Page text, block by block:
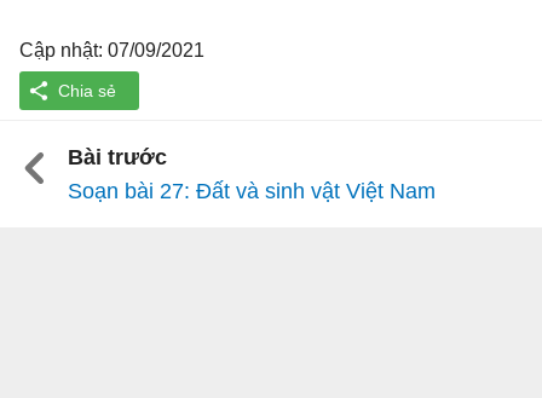
Cập nhật: 07/09/2021
Bài trước
Soạn bài 27: Đất và sinh vật Việt Nam